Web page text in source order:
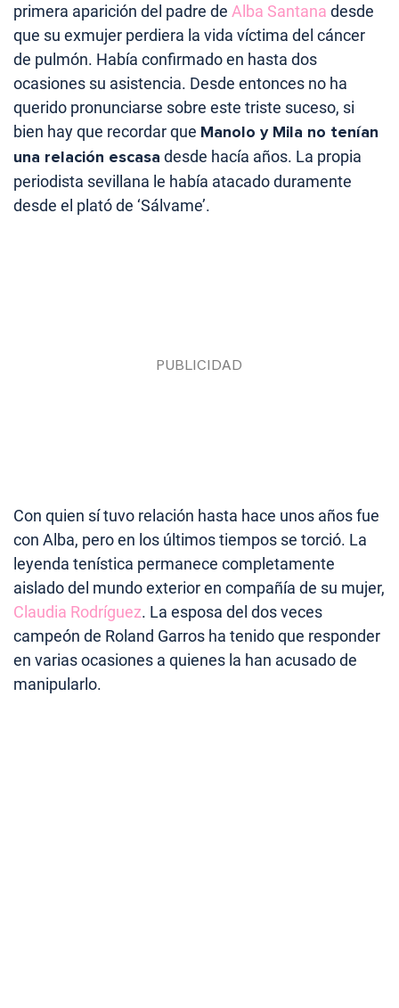
primera aparición del padre de Alba Santana desde
que su exmujer perdiera la vida víctima del cáncer
de pulmón. Había confirmado en hasta dos
ocasiones su asistencia. Desde entonces no ha
querido pronunciarse sobre este triste suceso, si
bien hay que recordar que Manolo y Mila no tenían
una relación escasa desde hacía años. La propia
periodista sevillana le había atacado duramente
desde el plató de ‘Sálvame’.
Con quien sí tuvo relación hasta hace unos años fue
con Alba, pero en los últimos tiempos se torció. La
leyenda tenística permanece completamente
aislado del mundo exterior en compañía de su mujer,
Claudia Rodríguez. La esposa del dos veces
campeón de Roland Garros ha tenido que responder
en varias ocasiones a quienes la han acusado de
manipularlo.